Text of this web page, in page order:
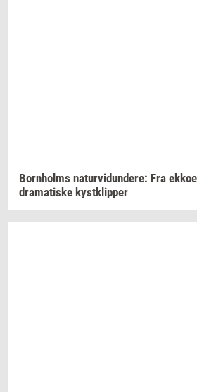
Born­holms na­tur­vi­dun­de­re: Fra
dra­ma­ti­ske kyst­klip­per